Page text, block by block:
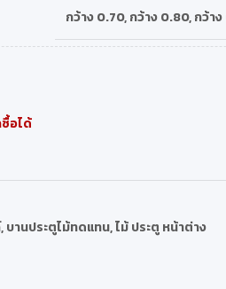
กว้าง 0.70,กว้าง 0.80,กว้า
อได้
,บานประตูไม้ทดแทน,ไม้ ประตู หน้าต่าง